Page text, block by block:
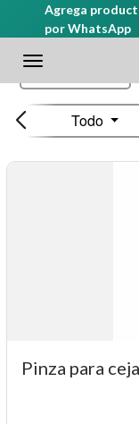
Agrega
por WhatsApp
Ordenar
Todo
Pinza para